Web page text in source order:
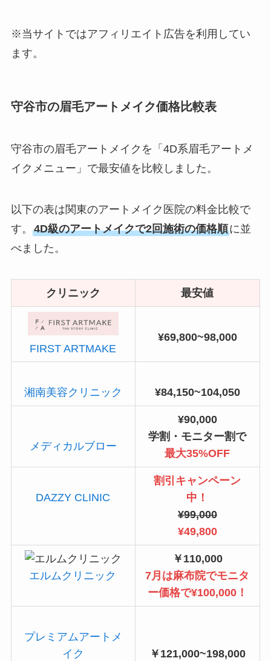
※当サイトではアフィリエイト広告を利用してい
ます。
守谷市の眉毛アートメイク価格比較表
守谷市の眉毛アートメイクを「4D系眉毛アートメ
イクメニュー」で最安値を比較しました。
以下の表は関東のアートメイク医院の料金比較で
す。 4D級のアートメイクで2回施術の価格順に並
べました。
クリニック 最安値
FIRST ARTMAKE
¥69,800~98,000
湘南美容クリニック ¥84,150~104,050
メディカルブロー
¥90,000
学割・モニター割で
最大35%OFF
DAZZY CLINIC
割引キャンペーン
中！
¥99,000
¥49,800
エルムクリニック
￥110,000
7月は麻布院でモニタ
ー価格で¥100,000！
プレミアムアートメ
イク
￥121,000~198,000